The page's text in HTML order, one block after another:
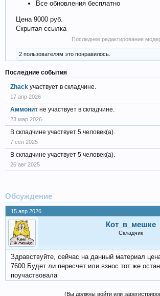
Все обновления бесплатно
Цена 9000 руб.
Скрытая ссылка
Последнее редактирование
2 пользователям это понравилось.
Последние события
Zhack участвует в складчине.
17 апр 2026
Аммонит не участвует в складчине.
23 мар 2026
В складчине участвует 5 человек(а).
7 сен 2025
В складчине участвует 5 человек(а).
26 авг 2025
Обсуждение
15 апр 2026
Кот_в_мешке
Складчик
Здравствуйте, сейчас на данный материал
7600.Будет ли пересчет или взнос тот же
поучаствовала
(Вы должны войти или